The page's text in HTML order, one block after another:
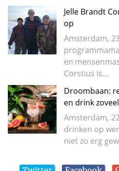
Jelle Brandt
op
Amsterdam,
en
Corstius is…
Droombaan:
en drink
Amsterdam,
drinken op
niet zo erg